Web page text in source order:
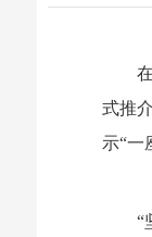
式推
示“一
“